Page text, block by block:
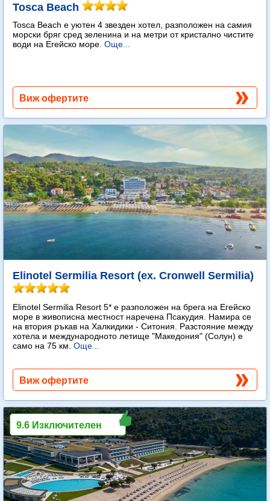
Tosca Beach
Tosca Beach е уютен 4 звезден хотел, разположен на самия
морски бряг сред зеленина и на метри от кристално чистите
води на Егейско море. Още...
Виж офертите
Elinotel Sermilia Resort (ex. Cronwell Sermilia)
Elinotel Sermilia Resort 5* е разположен на брега на Егейско
море в живописна местност наречена Псакудия. Намира се
на втория ръкав на Халкидики - Ситония. Разстояние между
хотела и международното летище "Македония" (Солун) е
само на 75 км. Още...
Виж офертите
9.6 Изключителен